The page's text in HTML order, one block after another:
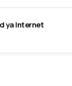
ya Internet